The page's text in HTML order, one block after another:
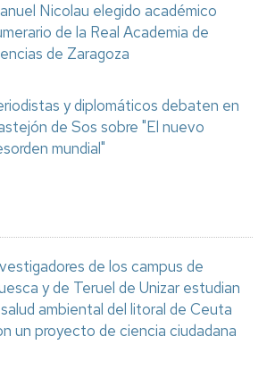
Nicolau elegido académico
de la Real Academia de
de Zaragoza
y diplomáticos debaten en
de Sos sobre "El nuevo
mundial"
de los campus de
y de Teruel de Unizar estudian
ambiental del litoral de Ceuta
un proyecto de ciencia ciudadana